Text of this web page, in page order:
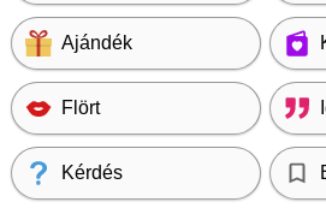
Ajándék
Flört
Kérdés